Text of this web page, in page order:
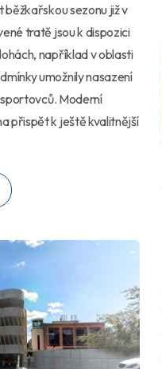
sezonu již v
tratě jsou k dispozici
například v oblasti
umožnily nasazení
Moderní
přispět k ještě kvalitnější